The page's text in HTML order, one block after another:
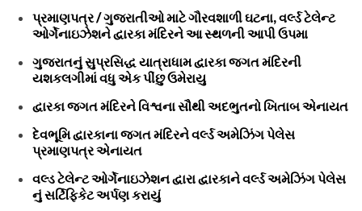
પ્રમાણપત્ર / ગુજરાતીઓ માટે ગૌરવશાળી ઘટના, વર્લ્ડ ટેલેન્ટ
ઓર્ગેનાઇઝેશને દ્વારકા મંદિરને આ સ્થળની આપી ઉપમા
ગુજરાતનું સુપ્રસિદ્ધ યાત્રાધામ દ્વારકા જગત મંદિરની
યશકલગીમાં વધુ એક પીંછુ ઉમેરાયુ
દ્વારકા જગત મંદિરને વિશ્વના સૌથી અદભુતનો ખિતાબ એનાયત
દેવભૂમિ દ્વારકાના જગત મંદિરને વર્લ્ડ અમેઝિંગ પેલેસ
પ્રમાણપત્ર એનાયત
વલ્ડ ટેલેન્ટ ઓર્ગેનાઇઝેશન દ્વારા દ્વારકાને વર્લ્ડ અમેઝિંગ પેલેસ
નું સર્ટિફિકેટ અર્પણ કરાયું